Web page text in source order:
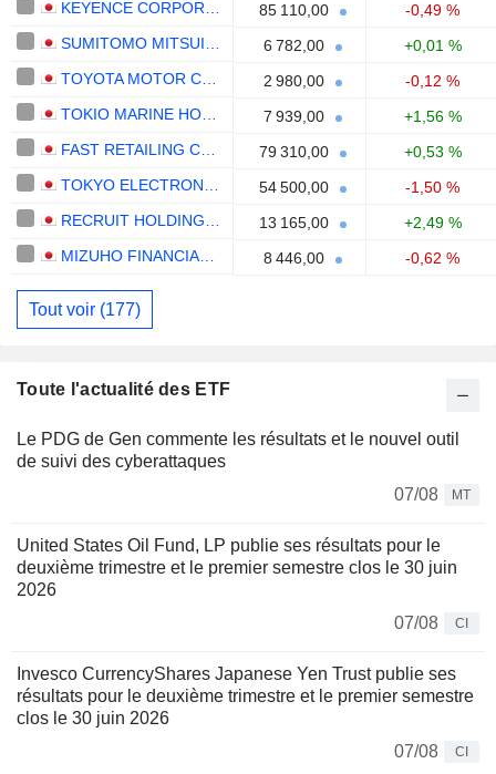
85 110,00
-0,49 %
6 782,00
+0,01 %
2 980,00
-0,12 %
7 939,00
+1,56 %
79 310,00
+0,53 %
54 500,00
-1,50 %
13 165,00
+2,49 %
8 446,00 -0,62 %
Tout voir (177)
Toute l'actualité des ETF
Le PDG de Gen commente les résultats et le nouvel outil
de suivi des cyberattaques
07/08
MT
United States Oil Fund, LP publie ses résultats pour le
deuxième trimestre et le premier semestre clos le 30 juin
2026
07/08
CI
Invesco CurrencyShares Japanese Yen Trust publie ses
résultats pour le deuxième trimestre et le premier semestre
clos le 30 juin 2026
07/08
CI